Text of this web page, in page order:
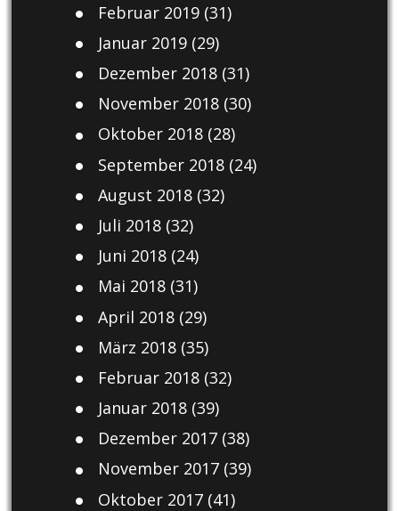
Februar 2019(31)
Januar 2019(29)
Dezember 2018(31)
November 2018(30)
Oktober 2018(28)
September 2018(24)
August 2018(32)
Juli 2018(32)
Juni 2018(24)
Mai 2018(31)
April 2018(29)
März 2018(35)
Februar 2018(32)
Januar 2018(39)
Dezember 2017(38)
November 2017(39)
Oktober 2017(41)